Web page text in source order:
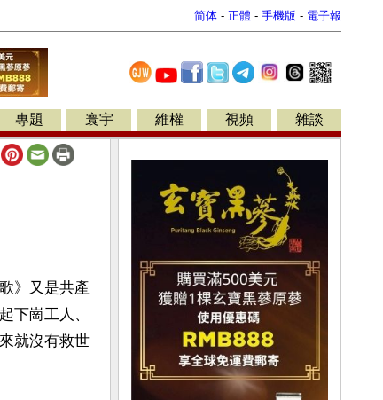
简体 - 正體 - 手機版 - 電子報
專題 寰宇 維權 視頻 雜談
》又是共產
下崗工人、
就沒有救世